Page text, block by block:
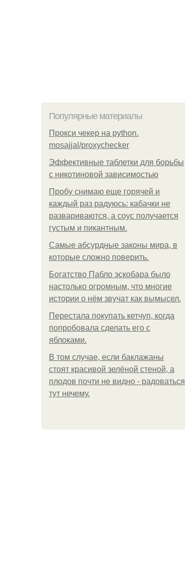
Популярные материалы
Прокси чекер на python.
mosajjal/proxychecker
Эффективные таблетки для борьбы
с никотиновой зависимостью
Пробу снимаю еще горячей и
каждый раз радуюсь: кабачки не
развариваются, а соус получается
густым и пикантным.
Самые абсурдные законы мира, в
которые сложно поверить.
Богатство Пабло эскобара было
настолько огромным, что многие
истории о нём звучат как вымысел.
Перестала покупать кетчуп, когда
попробовала сделать его с
яблоками.
В том случае, если баклажаны
стоят красивой зелёной стеной, а
плодов почти не видно - радоваться
тут нечему.